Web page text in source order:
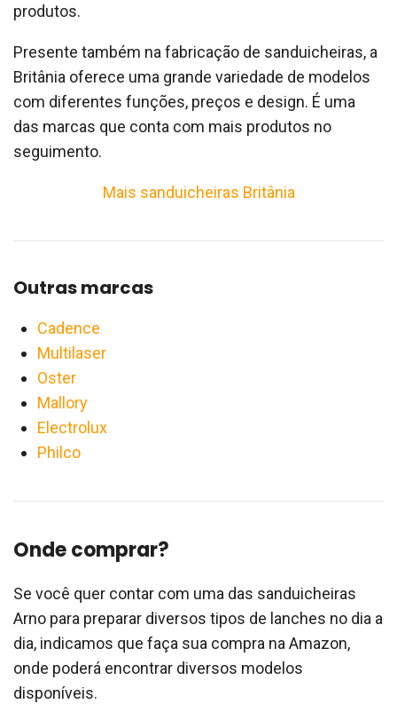
produtos.
Presente também na fabricação de sanduicheiras, a
Britânia oferece uma grande variedade de modelos
com diferentes funções, preços e design. É uma
das marcas que conta com mais produtos no
seguimento.
Mais sanduicheiras Britânia
Outras marcas
Cadence
Multilaser
Oster
Mallory
Electrolux
Philco
Onde comprar?
Se você quer contar com uma das sanduicheiras
Arno para preparar diversos tipos de lanches no dia a
dia, indicamos que faça sua compra na Amazon,
onde poderá encontrar diversos modelos
disponíveis.